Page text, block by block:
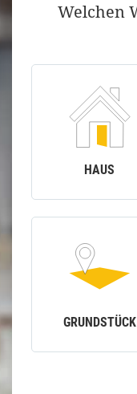
Welchen
HAUS
GRUNDSTÜCK